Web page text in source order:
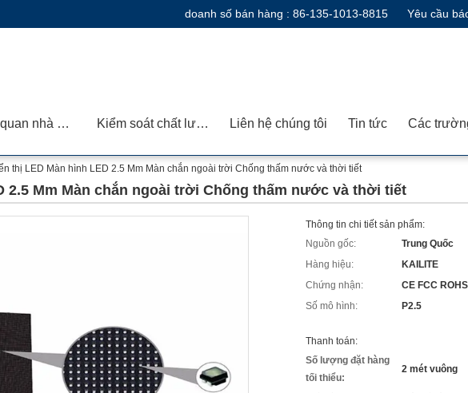
doanh số bán hàng : 86-135-1013-8815 Yêu cầu
Tham quan nhà máy Kiểm soát chất lượng Liên hệ chúng tôi Tin tức Các
thị LED Màn hình LED 2.5 Mm Màn chắn ngoài trời Chống thấm nước và thời tiết
2.5 Mm Màn chắn ngoài trời Chống thấm nước và thời tiết
Thông tin chi tiết sản phẩm:
Nguồn gốc:
Trung Quốc
Hàng hiệu:
KAILITE
Chứng nhận:
CE FCC ROHS
Số mô hình:
P2.5
Thanh toán:
Số lượng đặt hàng
tối thiểu:
2 mét vuông